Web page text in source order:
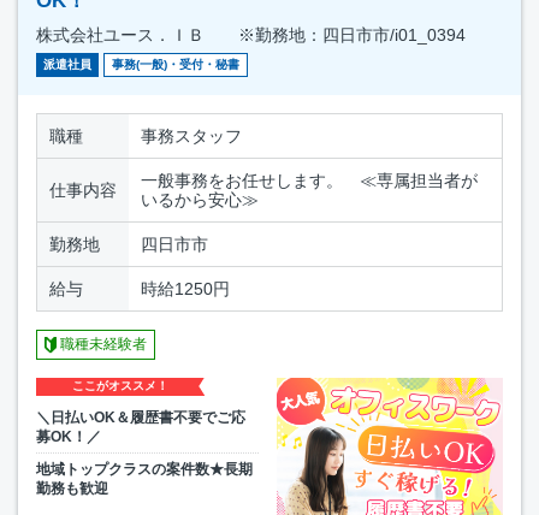
株式会社ユース．ＩＢ ※勤務地：四日市市/i01_0394
派遣社員 事務(一般)・受付・秘書
職種 事務スタッフ
仕事内容
一般事務をお任せします。 ≪専属担当者が
いるから安心≫
勤務地 四日市市
給与 時給1250円
職種未経験者
ここがオススメ！
＼日払いOK＆履歴書不要でご応
募OK！／
地域トップクラスの案件数★長期
勤務も歓迎